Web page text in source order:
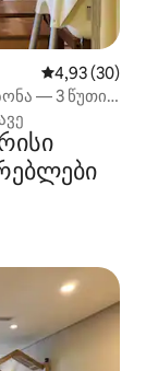
საშუალო
4,93 (30)
— 3 წუთის